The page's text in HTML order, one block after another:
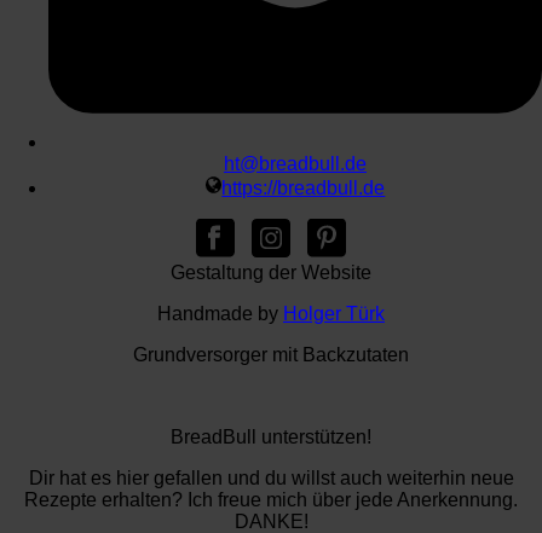
ht@breadbull.de
https://breadbull.de
Gestaltung der Website
Handmade by Holger Türk
Grundversorger mit Backzutaten
BreadBull unterstützen!
Dir hat es hier gefallen und du willst auch weiterhin neue
Rezepte erhalten? Ich freue mich über jede Anerkennung.
DANKE!